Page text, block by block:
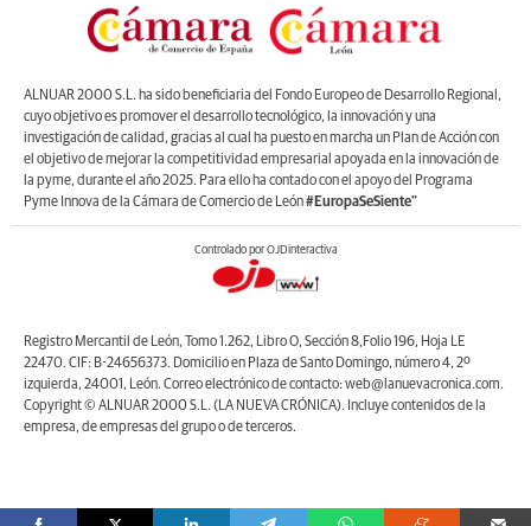
ALNUAR 2000 S.L. ha sido beneficiaria del Fondo Europeo de Desarrollo Regional,
cuyo objetivo es promover el desarrollo tecnológico, la innovación y una
investigación de calidad, gracias al cual ha puesto en marcha un Plan de Acción con
el objetivo de mejorar la competitividad empresarial apoyada en la innovación de
la pyme, durante el año 2025. Para ello ha contado con el apoyo del Programa
Pyme Innova de la Cámara de Comercio de León#EuropaSeSiente”
Controlado por OJDinteractiva
Registro Mercantil de León, Tomo 1.262, Libro O, Sección 8,Folio 196, Hoja LE
22470. CIF: B-24656373. Domicilio en Plaza de Santo Domingo, número 4, 2º
izquierda, 24001, León. Correo electrónico de contacto: web@lanuevacronica.com.
Copyright © ALNUAR 2000 S.L. (LA NUEVA CRÓNICA). Incluye contenidos de la
empresa, de empresas del grupo o de terceros.